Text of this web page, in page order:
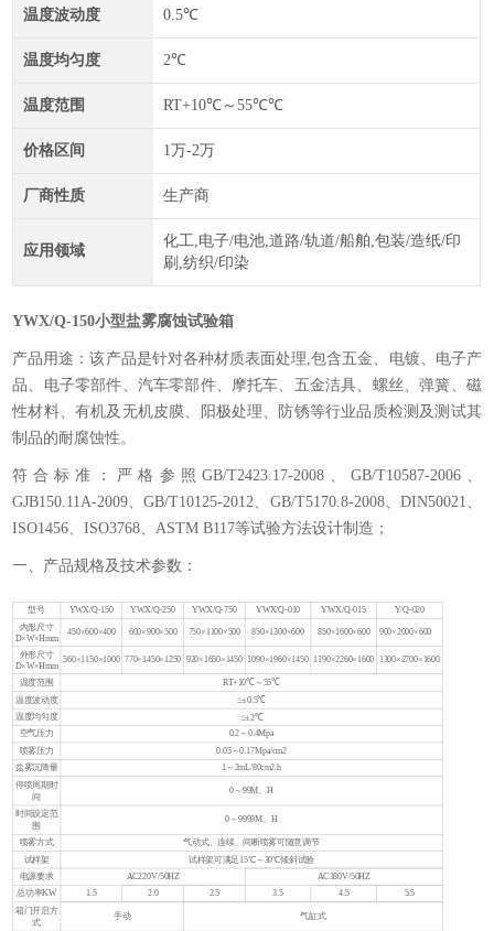
温度波动度 0.5℃
温度均匀度 2℃
温度范围 RT+10℃～55℃℃
价格区间 1万-2万
厂商性质 生产商
应用领域
化工,电子/电池,道路/轨道/船舶,包装/造纸/印
刷,纺织/印染
YWX/Q-150小型盐雾腐蚀试验箱
产品用途：该产品是针对各种材质表面处理,包含五金、电镀、电子产
品、电子零部件、汽车零部件、摩托车、五金洁具、螺丝、弹簧、磁
性材料、有机及无机皮膜、阳极处理、防锈等行业品质检测及测试其
制品的耐腐蚀性。
符合标准：严格参照GB/T2423.17-2008、GB/T10587-2006、
GJB150.11A-2009、GB/T10125-2012、GB/T5170.8-2008、DIN50021、
ISO1456、ISO3768、ASTM B117等试验方法设计制造；
一、产品规格及技术参数：
型号 YWX/Q-150 YWX/Q-250 YWX/Q-750 YWX/Q-010 YWX/Q-015
Y/Q-020
内形尺寸
D×W×Hmm
450×600×400 600×900×500 750×1100×500 850×1300×600 850×1600×600 900×2000×600
外形尺寸
D×W×Hmm
560×1150×1000 770×1450×1250 920×1650×1450 1090×1960×1450 1190×2260×1600 1300×2700×1600
温度范围 RT+10℃～55℃
温度波动度 ≤±0.5℃
温度均匀度
≤±2℃
空气压力
0.2～0.4Mpa
喷雾压力 0.05～0.17Mpa/cm2
盐雾沉降量 1～2mL/80cm2.h
停喷周期时
间
0～99M、H
时间设定范
围
0～9999M、H
喷雾方式
气动式、连续、间断喷雾可随意调节
试样架
试样架可满足15℃～30℃倾斜试验
电源要求 AC220V/50HZ AC380V/50HZ
总功率KW 1.5 2.0 2.5 3.5 4.5
5.5
箱门开启方
式
手动 气缸式